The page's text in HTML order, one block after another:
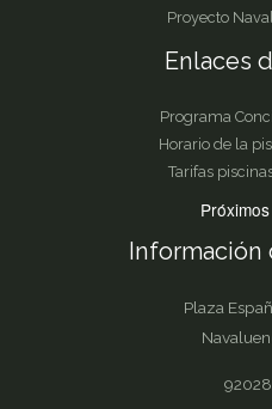
Proyecto
Enlaces
Programa
Horario de la
Tarifas
Información
Plaza